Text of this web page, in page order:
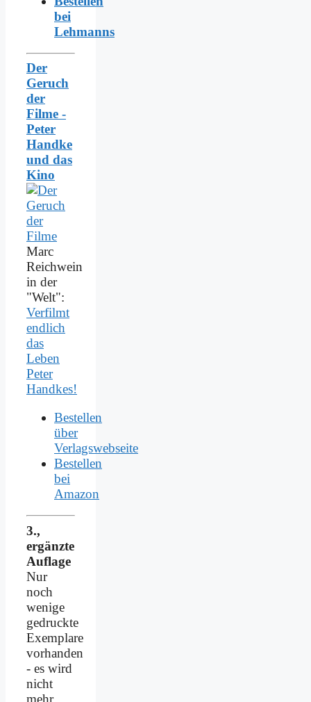
bei
Lehmanns
Der
Geruch
der
Filme -
Peter
Handke
und das
Kino
Marc
Reichwein
in der
"Welt":
Verfilmt
endlich
das
Leben
Peter
Handkes!
Bestellen
über
Verlagswebseite
Bestellen
bei
Amazon
3.,
ergänzte
Auflage
Nur
noch
wenige
gedruckte
Exemplare
vorhanden
- es wird
nicht
mehr